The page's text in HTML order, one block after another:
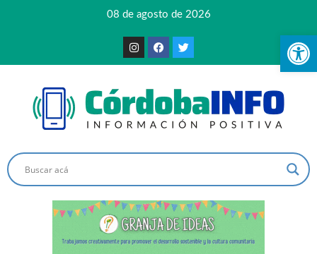
08 de agosto de 2026